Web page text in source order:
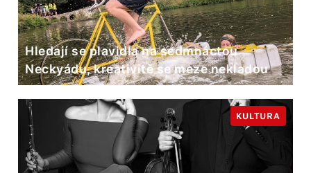
Hledají se plavidla na sedmnáctou
Neckyádu, kreativitě se meze nekladou
KULTURA